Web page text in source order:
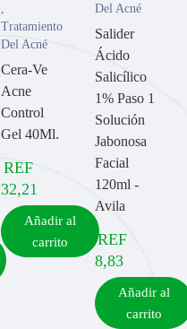
Tratamiento
Del Acné
Cera-Ve
Acne
Control
Gel 40Ml.
REF
32,21
Añadir al
carrito
Del Acné
Salider
Ácido
Salicílico
1% Paso 1
Solución
Jabonosa
Facial
120ml -
Avila
REF
8,83
Añadir al
carrito